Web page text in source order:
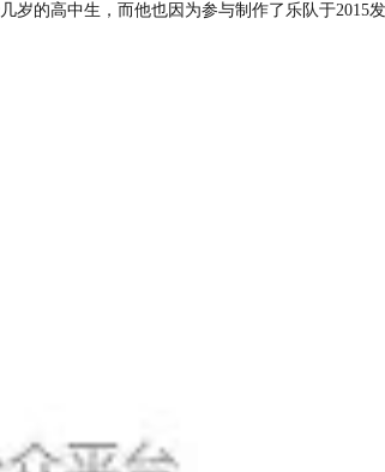
岁的高中生，而他也因为参与制作了乐队于2015